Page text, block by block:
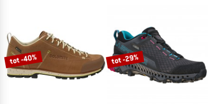
tot -40% tot -29%